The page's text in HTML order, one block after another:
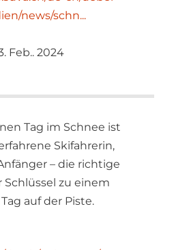
news/schn...
Feb.. 2024
Tag im Schnee ist
Skifahrerin,
– die richtige
zu einem
auf der Piste.